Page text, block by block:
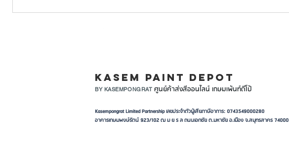
KASEM PAINT DEPOT
BY KASEMPONGRAT ศูนย์ค้าส่งสีออนไลน์ เกษมเพ้นท์ดีโป้
Kasempongrat Limited Partnership เลขประจำตัวผู้เสียภาษีอาการ: 0743549000280
อาคารเกษมพงษ์รัตน์ 923/102 ฒ ม ย ร ล ถนนเอกชัย ต.มหาชัย อ.เมือง จ.สมุทรสาคร 74000